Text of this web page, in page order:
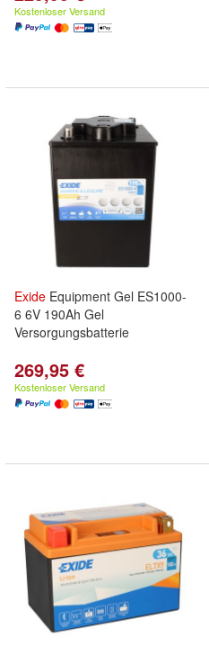
Kostenloser Versand
Exide Equipment Gel ES1000-
6 6V 190Ah Gel
Versorgungsbatterie
269,95 €
Kostenloser Versand